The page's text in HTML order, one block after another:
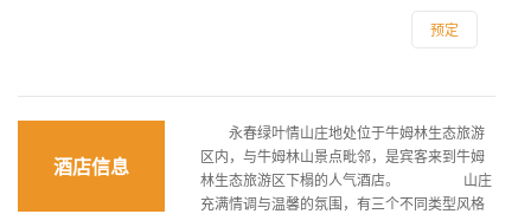
预定
酒店信息
永春绿叶情山庄地处位于牛姆林生态旅游
区内，与牛姆林山景点毗邻，是宾客来到牛姆
林生态旅游区下榻的人气酒店。 山庄
充满情调与温馨的氛围，有三个不同类型风格